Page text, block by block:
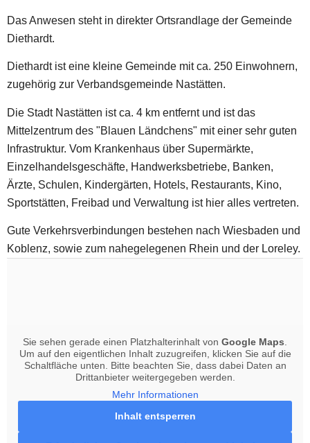
Das Anwesen steht in direkter Ortsrandlage der Gemeinde
Diethardt.
Diethardt ist eine kleine Gemeinde mit ca. 250 Einwohnern,
zugehörig zur Verbandsgemeinde Nastätten.
Die Stadt Nastätten ist ca. 4 km entfernt und ist das
Mittelzentrum des "Blauen Ländchens" mit einer sehr guten
Infrastruktur. Vom Krankenhaus über Supermärkte,
Einzelhandelsgeschäfte, Handwerksbetriebe, Banken,
Ärzte, Schulen, Kindergärten, Hotels, Restaurants, Kino,
Sportstätten, Freibad und Verwaltung ist hier alles vertreten.
Gute Verkehrsverbindungen bestehen nach Wiesbaden und
Koblenz, sowie zum nahegelegenen Rhein und der Loreley.
Sie sehen gerade einen Platzhalterinhalt von Google Maps
Um auf den eigentlichen Inhalt zuzugreifen, klicken Sie auf die
Schaltfläche unten. Bitte beachten Sie, dass dabei Daten an
Drittanbieter weitergegeben werden.
Mehr Informationen
Inhalt entsperren